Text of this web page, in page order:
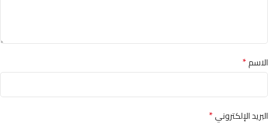
الاسم*
البريد الإلكتروني*